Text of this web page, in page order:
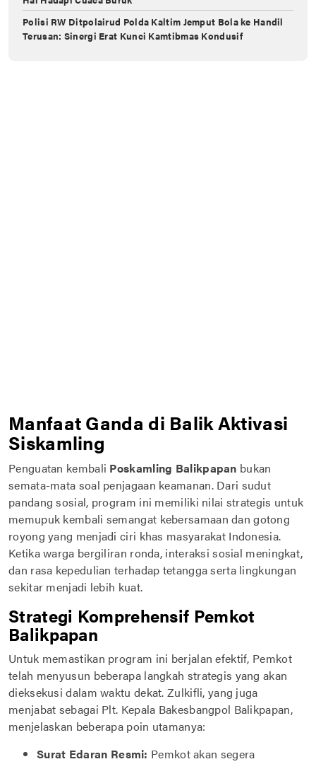
Polisi RW Ditpolairud Polda Kaltim Jemput Bola ke Handil
Terusan: Sinergi Erat Kunci Kamtibmas Kondusif
Manfaat Ganda di Balik Aktivasi
Siskamling
Penguatan kembali Poskamling Balikpapan bukan
semata-mata soal penjagaan keamanan. Dari sudut
pandang sosial, program ini memiliki nilai strategis untuk
memupuk kembali semangat kebersamaan dan gotong
royong yang menjadi ciri khas masyarakat Indonesia.
Ketika warga bergiliran ronda, interaksi sosial meningkat,
dan rasa kepedulian terhadap tetangga serta lingkungan
sekitar menjadi lebih kuat.
Strategi Komprehensif Pemkot
Balikpapan
Untuk memastikan program ini berjalan efektif, Pemkot
telah menyusun beberapa langkah strategis yang akan
dieksekusi dalam waktu dekat. Zulkifli, yang juga
menjabat sebagai Plt. Kepala Bakesbangpol Balikpapan,
menjelaskan beberapa poin utamanya:
Surat Edaran Resmi: Pemkot akan segera